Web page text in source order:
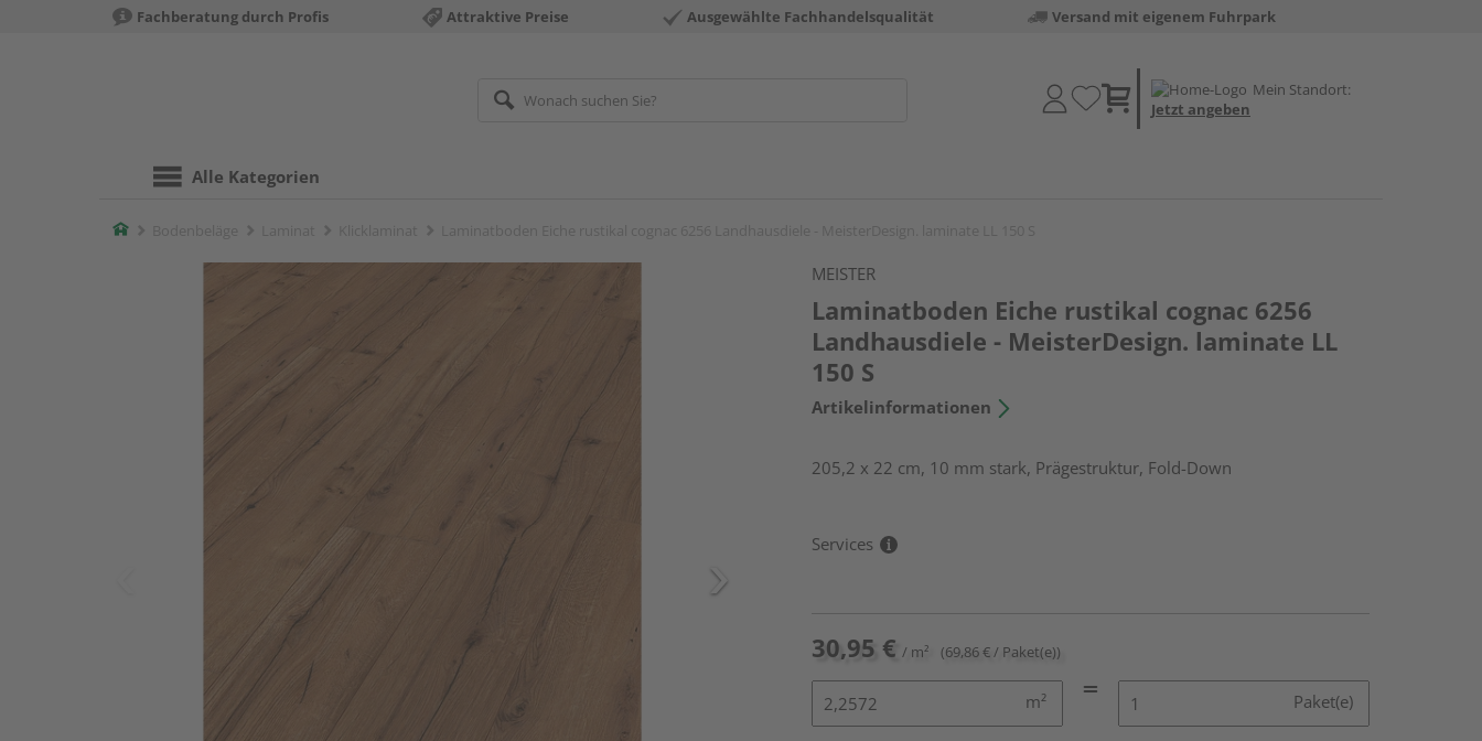
Fachberatung durch Profis Attraktive Preise Ausgewählte Fachhandelsqualität Versand mit eigenem Fuhrpark
Mein Standort:
Jetzt angeben
Alle Kategorien
Home
MEISTER
Laminatboden Eiche rustikal cognac 6256
Landhausdiele - MeisterDesign. laminate LL
150 S
Artikelinformationen
205,2 x 22 cm, 10 mm stark, Prägestruktur, Fold-Down
Services
30,95 € / m² (69,86 € / Paket(e))
m² Paket(e)